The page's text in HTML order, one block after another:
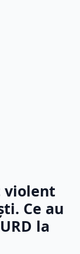
violent
Ce au
la